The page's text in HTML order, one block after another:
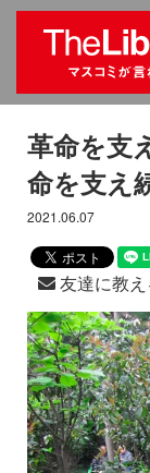
革命を支
命を支え
2021.06.07
友達に教え